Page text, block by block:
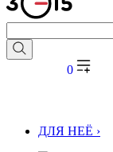
0
ДЛЯ НЕЁ ›